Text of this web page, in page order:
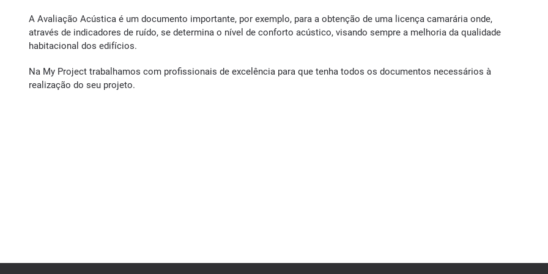
A Avaliação Acústica é um documento importante, por exemplo, para a obtenção de uma licença camarária onde,
através de indicadores de ruído, se determina o nível de conforto acústico, visando sempre a melhoria da qualidade
habitacional dos edifícios.
Na My Project trabalhamos com profissionais de excelência para que tenha todos os documentos necessários à
realização do seu projeto.